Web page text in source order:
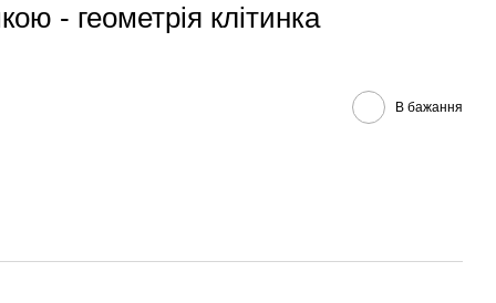
- геометрія клітинка
В бажання